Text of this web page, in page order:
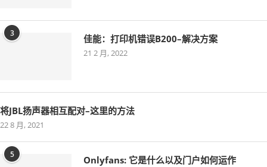
3 佳能：打印机错误B200–解决方案
21 2 月, 2022
将JBL扬声器相互配对–这里的方法
22 8 月, 2021
5 Onlyfans: 它是什么以及门户如何运作